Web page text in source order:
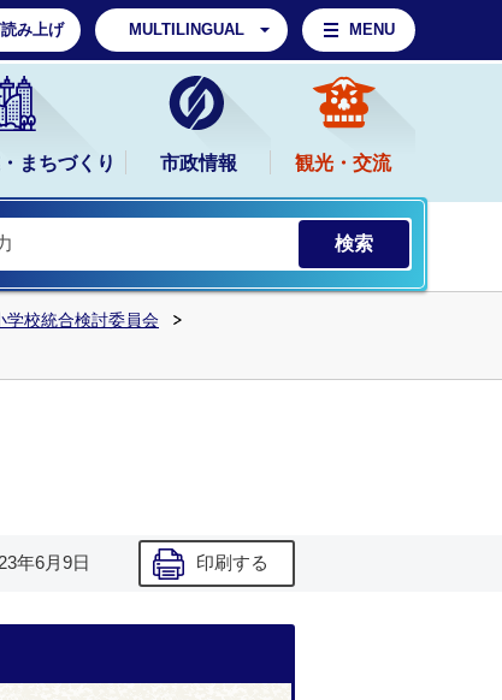
み上げ MULTILINGUAL MENU
まちづくり 市政情報 観光・交流
学校統合検討委員会
年6月9日 印刷する